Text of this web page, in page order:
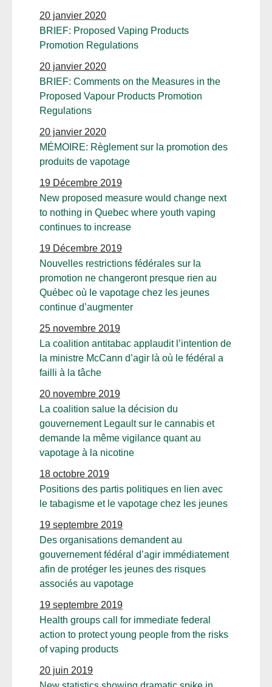
20 janvier 2020
BRIEF: Proposed Vaping Products
Promotion Regulations
20 janvier 2020
BRIEF: Comments on the Measures in the
Proposed Vapour Products Promotion
Regulations
20 janvier 2020
MÉMOIRE: Règlement sur la promotion des
produits de vapotage
19 Décembre 2019
New proposed measure would change next
to nothing in Quebec where youth vaping
continues to increase
19 Décembre 2019
Nouvelles restrictions fédérales sur la
promotion ne changeront presque rien au
Québec où le vapotage chez les jeunes
continue d’augmenter
25 novembre 2019
La coalition antitabac applaudit l’intention de
la ministre McCann d’agir là où le fédéral a
failli à la tâche
20 novembre 2019
La coalition salue la décision du
gouvernement Legault sur le cannabis et
demande la même vigilance quant au
vapotage à la nicotine
18 octobre 2019
Positions des partis politiques en lien avec
le tabagisme et le vapotage chez les jeunes
19 septembre 2019
Des organisations demandent au
gouvernement fédéral d’agir immédiatement
afin de protéger les jeunes des risques
associés au vapotage
19 septembre 2019
Health groups call for immediate federal
action to protect young people from the risks
of vaping products
20 juin 2019